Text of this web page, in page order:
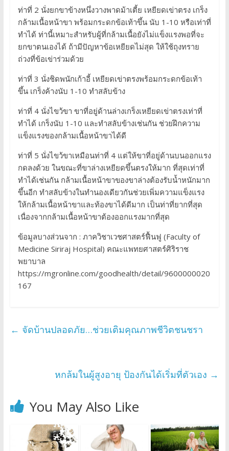
ท่าที่ 2 นั่งยกขาข้างหนึ่งวางพาดม้าเตี้ย เหยียดเข่าตรง เกร็ง
กล้ามเนื้อหน้าขา พร้อมกระดกข้อเท้าขึ้น นับ 1-10 หรือเท่าที่
ทำได้ ท่านี้เหมาะสำหรับผู้ที่กล้ามเนื้อยังไม่แข็งแรงพอที่จะ
ยกขาตนเองได้ ถ้ามีปัญหาข้อเหยียดไม่สุด ให้ใช้ถุงทราย
ถ่วงที่ข้อเข่าร่วมด้วย
ท่าที่ 3 นั่งชิดพนักเก้าอี้ เหยียดเข่าตรงพร้อมกระดกข้อเท้า
ขึ้น เกร็งค้างนับ 1-10 ทำสลับข้าง
ท่าที่ 4 นั่งไขว้ขา ขาที่อยู่ด้านล่างเกร็งเหยียดเข่าตรงเท่าที่
ทำได้ เกร็งนับ 1-10 และทำสลับข้างเช่นกัน ช่วยฝึกความ
แข็งแรงของกล้ามเนื้อหน้าขาได้ดี
ท่าที่ 5 นั่งไขว้ขาเหมือนท่าที่ 4 แต่ให้ขาที่อยู่ด้านบนออกแรง
กดลงด้วย ในขณะที่ขาล่างเหยียดขึ้นตรงให้มาก ที่สุดเท่าที่
ทำได้เช่นกัน กล้ามเนื้อหน้าขาของขาล่างต้องรับน้ำหนักมาก
ขึ้นอีก ทำสลับข้างในทำนองเดียวกันช่วยเพิ่มความแข็งแรง
ให้กล้ามเนื้อหน้าขาและท้องขาได้ดีมาก เป็นท่าที่ยากที่สุด
เนื่องจากกล้ามเนื้อหน้าขาต้องออกแรงมากที่สุด
ข้อมูลบางส่วนจาก : ภาควิชาเวชศาสตร์ฟื้นฟู (Faculty of
Medicine Siriraj Hospital) คณะแพทยศาสตร์ศิริราช
พยาบาล
https://mgronline.com/goodhealth/detail/9600000020
167
← จัดบ้านปลอดภัย…ช่วยเติมคุณภาพชีวิตชนชรา
หกล้มในผู้สูงอายุ ป้องกันได้เริ่มที่ตัวเอง →
You May Also Like